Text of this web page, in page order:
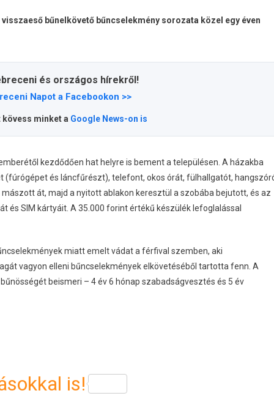
bűnelkövető bűncselekmény sorozata közel egy éven
és országos hírekről!
Napot a Facebookon >>
minket a Google News-on is
kezdődően hat helyre is bement a településen. A házakba
(fúrógépet és láncfűrészt), telefont, okos órát, fülhallgatót,
át, majd a nyitott ablakon keresztül a szobába bejutott, és az
és SIM kártyáit. A 35.000 forint értékű készülék lefoglalással
miatt emelt vádat a férfival szemben, aki
vagyon elleni bűncselekmények elkövetéséből tartotta fenn. A
beismeri – 4 év 6 hónap szabadságvesztés és 5 év
is!